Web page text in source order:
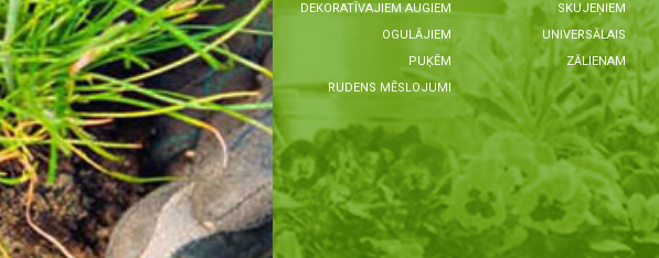
DEKORATĪVAJIEM AUGIEM
OGULĀJIEM
PUĶĒM
RUDENS MĒSLOJUMI
SKUJEŅIEM
UNIVERSĀLAIS
ZĀLIENAM